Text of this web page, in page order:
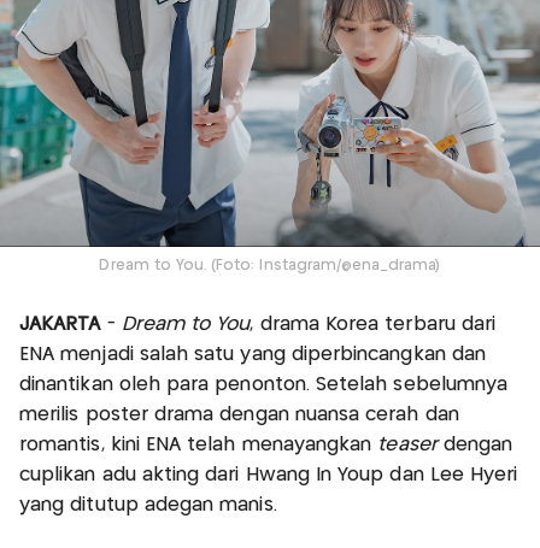
Dream to You. (Foto: Instagram/@ena_drama)
JAKARTA- Dream to You, drama Korea terbaru dari
ENA menjadi salah satu yang diperbincangkan dan
dinantikan oleh para penonton. Setelah sebelumnya
merilis poster drama dengan nuansa cerah dan
romantis, kini ENA telah menayangkan teaserdengan
cuplikan adu akting dari Hwang In Youp dan Lee Hyeri
yang ditutup adegan manis.